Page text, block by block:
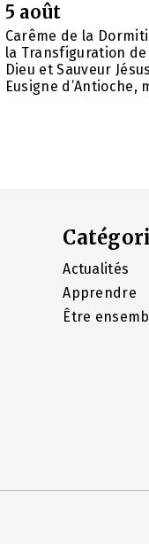
5 août
Carême de la
la Transfiguration
Dieu et Sauveur
Eusigne d’Antioche,
Actualités
Apprendre
Être